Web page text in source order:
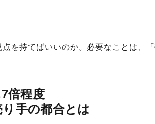
を持てばいいのか。必要なことは、
倍程度
手の都合とは